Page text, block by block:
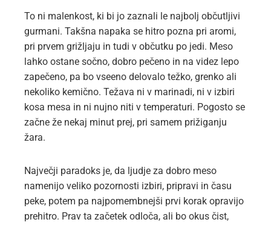
To ni malenkost, ki bi jo zaznali le najbolj občutljivi
gurmani. Takšna napaka se hitro pozna pri aromi,
pri prvem grižljaju in tudi v občutku po jedi. Meso
lahko ostane sočno, dobro pečeno in na videz lepo
zapečeno, pa bo vseeno delovalo težko, grenko ali
nekoliko kemično. Težava ni v marinadi, ni v izbiri
kosa mesa in ni nujno niti v temperaturi. Pogosto se
začne že nekaj minut prej, pri samem prižiganju
žara.
Največji paradoks je, da ljudje za dobro meso
namenijo veliko pozornosti izbiri, pripravi in času
peke, potem pa najpomembnejši prvi korak opravijo
prehitro. Prav ta začetek odloča, ali bo okus čist,